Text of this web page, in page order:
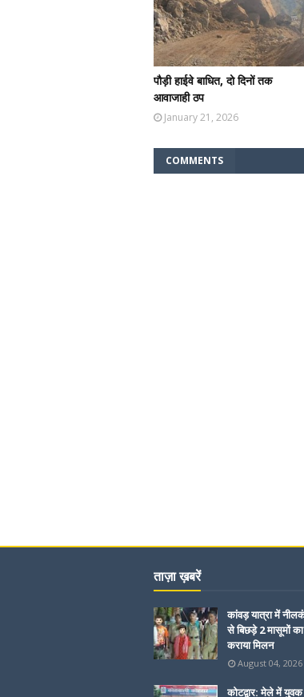
पौड़ी हाईवे बाधित, दो दिनों तक
आवाजाही ठप
January 21, 2026
COMMENTS
ताज़ा ख़बरें
कांवड़ यात्रा में
से बिछड़े 2 मासूमों
कराया मिलन
August 04, 2026
कोटद्वार: मेले में